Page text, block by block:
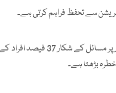
سے تحفظ فراہم کرتی ہے۔
اس تحقیق میں کیے گئے تجربات کے دوران
بڑھتا ہے۔